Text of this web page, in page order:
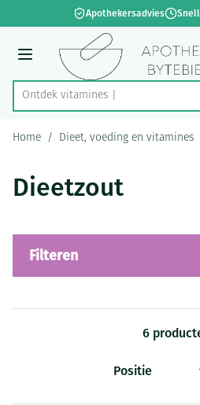
Ga naar de inhoudApothekersadvies
Menu
Product, merk, categorie...
Ontdek vit
Home / Dieet, voeding en vitamines
Dieetzout
Filteren
6
Sorteer op: